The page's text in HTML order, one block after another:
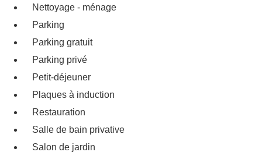
Nettoyage - ménage
Parking
Parking gratuit
Parking privé
Petit-déjeuner
Plaques à induction
Restauration
Salle de bain privative
Salon de jardin